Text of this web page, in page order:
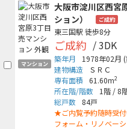
マンション
大阪市淀川区西宮
ション）
ご成約
東三国駅 徒歩8分
ご成約 / 3DK
築年月 1978年02月
建物構造
ＳＲＣ
専有面積
61.60m2
所在階/階数 1階 / 8
総戸数
84戸
★ご内覧予約随時受
フォーム・リノベーシ